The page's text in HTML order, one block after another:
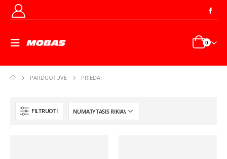
0
PARDUOTUVĖ PRIEDAI
FILTRUOTI